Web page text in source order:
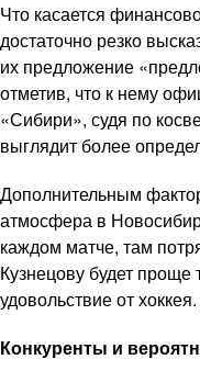
Что касается
достаточно резко
их предложение
отметив, что к нему
«Сибири», судя по
выглядит более
Дополнительным
атмосфера в
каждом матче, там
Кузнецову будет проще
удовольствие от
Конкуренты и